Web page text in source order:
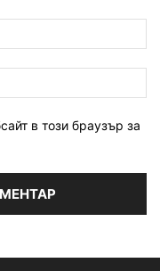
в този браузър за